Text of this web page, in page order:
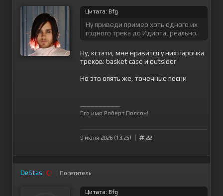
Цитата: Bfg
Ну приведи пример хоть одного их
годного трека до Идиота, реально.
Ну, кстати, мне нравится у них парочка
треков: basket case и оutsider
Но это опять же, точечные песни
--------------------
Его имя Роберт Полсон!
9 июля 2026 (13:25) 22
DeStas Посетитель
Цитата: Bfg